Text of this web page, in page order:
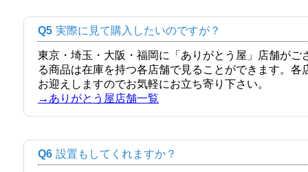
Q5 実際に見て購入したいのですが？
東京・埼玉・大阪・福岡に「ありがとう屋」店舗が
る商品は在庫を持つ各店舗で見ることができます。
お迎えしますのでお気軽にお立ち寄り下さい。
→ありがとう屋店舗一覧
Q6 設置もしてくれますか？